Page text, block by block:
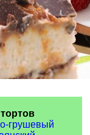
грушевый